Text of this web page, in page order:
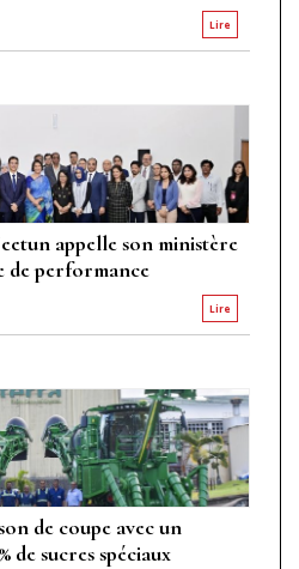
Lire
appelle son ministère
de performance
Lire
de coupe avec un
de sucres spéciaux